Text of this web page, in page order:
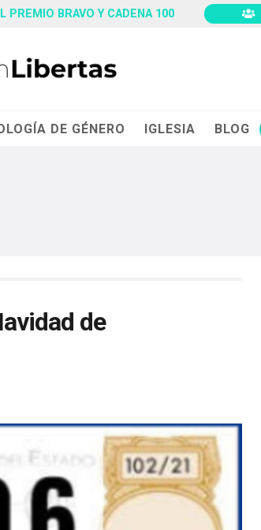
PREMIO BRAVO Y CADENA 100
DE GÉNERO IGLESIA BLOG
de